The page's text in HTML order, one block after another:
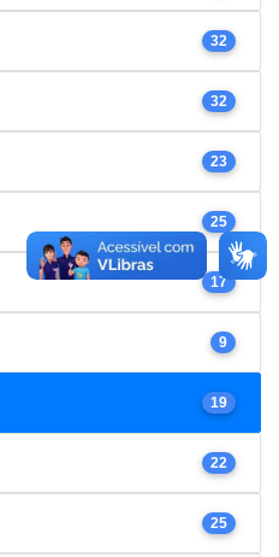
32
32
23
25
17
9
19
22
25